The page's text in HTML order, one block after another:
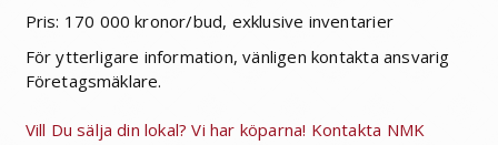
Pris: 170 000 kronor/bud, exklusive inventarier
För ytterligare information, vänligen kontakta ansvarig
Företagsmäklare.
Vill Du sälja din lokal? Vi har köparna! Kontakta NMK